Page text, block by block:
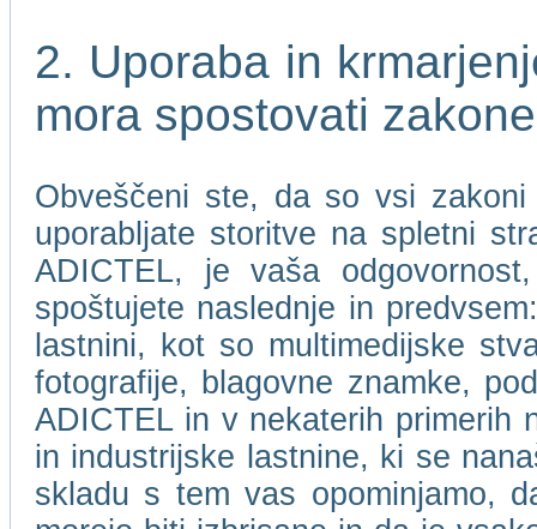
2. Uporaba in
mora spostovati
Obveščeni ste, da so vsi
uporabljate storitve na spletni
ADICTEL, je vaša
spoštujete naslednje in
lastnini, kot so multimedijske
fotografije, blagovne znamke,
ADICTEL in v nekaterih primerih
in industrijske lastnine, ki se
skladu s tem vas opominjamo,